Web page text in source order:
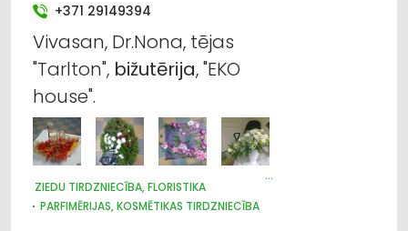
Ziedu tirdzniecība, floristika
+371 29149394
Vivasan, Dr.Nona, tējas
"Tarlton", bižutērija, "EKO
house".
ZIEDU TIRDZNIECĪBA, FLORISTIKA
PARFIMĒRIJAS, KOSMĒTIKAS TIRDZNIECĪBA